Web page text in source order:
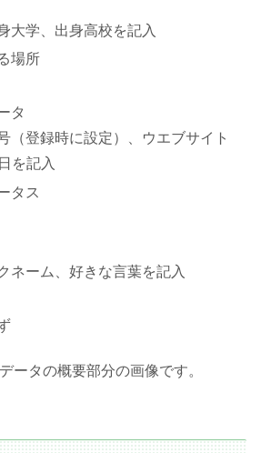
大学、出身高校を記入
場所
タ
（登録時に設定）、ウエブサイト
を記入
タス
ネーム、好きな言葉を記入
ータの概要部分の画像です。